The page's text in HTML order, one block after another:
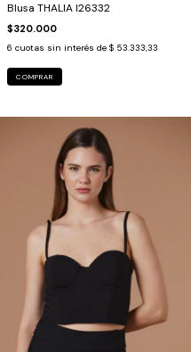
Blusa THALIA I26332
$320.000
6 cuotas sin interés de $ 53.333,33
COMPRAR